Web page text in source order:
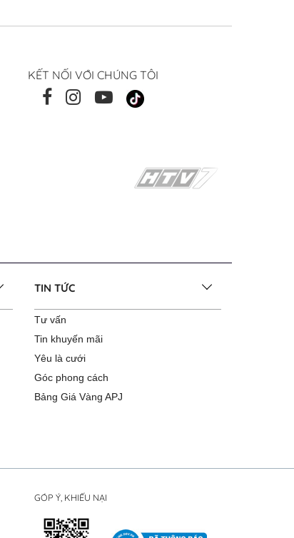
KẾT NỐI VỚI CHÚNG TÔI
TIN TỨC
Tư vấn
Tin khuyến mãi
Yêu là cưới
Góc phong cách
Bảng Giá Vàng APJ
GÓP Ý, KHIẾU NẠI